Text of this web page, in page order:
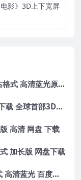
影》3D上下宽屏
3D电影《阿凡达2水之道》3D左右格式 高清蓝光原盘 网盘下载 中文配音 4K3DVR电影
3D电影《3D肉蒲团之极乐宝鉴》下载 全球首部3D限制级电影 网盘下载
高清 网盘 下载
加长版 网盘下载
3D电影《变形金刚3》3D左右格式 高清蓝光 百度网盘+迅雷 下载 出屏国配字幕.国英双语